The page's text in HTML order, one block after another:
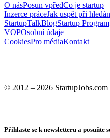
O násPosun vpředCo je startup
Inzerce práceJak uspět při
StartupTalkBlogStartup Program
VOPOsobní údaje
CookiesPro médiaKontakt
© 2012 – 2026 StartupJobs.com
Přihlaste se k newsletteru a posuňte